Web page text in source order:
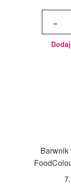
-
ilość
20g -
Barwnik